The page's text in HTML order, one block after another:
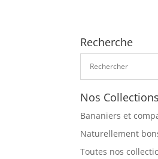
Recherche
Nos Collections
Bananiers et
Naturellement
Toutes nos